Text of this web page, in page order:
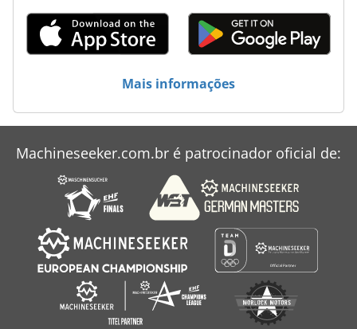
Mais informações
Machineseeker.com.br é patrocinador oficial de: